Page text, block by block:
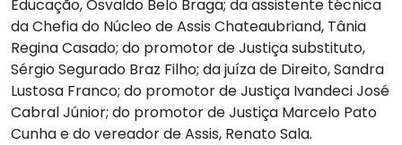
Educação, Osvaldo Belo Braga; da assistente técnica
da Chefia do Núcleo de Assis Chateaubriand, Tânia
Regina Casado; do promotor de Justiça substituto,
Sérgio Segurado Braz Filho; da juíza de Direito, Sandra
Lustosa Franco; do promotor de Justiça Ivandeci José
Cabral Júnior; do promotor de Justiça Marcelo Pato
Cunha e do vereador de Assis, Renato Sala.